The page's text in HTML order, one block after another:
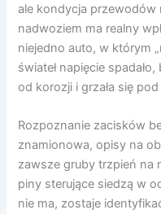
ale kondycja przewodów
nadwoziem ma realny
niejedno auto, w którym
świateł napięcie
od korozji i grzała się
Rozpoznanie zacisków
znamionowa, opisy na
zawsze gruby trzpień na
piny sterujące siedzą w
nie ma, zostaje